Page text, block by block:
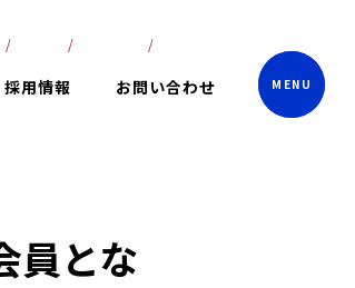
採用情報 お問い合わせ
員とな